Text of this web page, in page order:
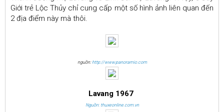
Giới trẻ Lộc Thủy chỉ cung cấp một số hình ảnh liên quan đến
2 địa điểm này mà thôi.
nguồn:http://www.panoramio.com
Lavang 1967
Nguồn: thuxeonline.com.vn